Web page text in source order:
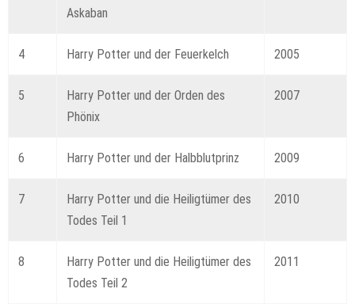
Askaban
4 Harry Potter und der Feuerkelch 2005
5
Harry Potter und der Orden des
Phönix
2007
6 Harry Potter und der Halbblutprinz 2009
7
Harry Potter und die Heiligtümer des
Todes Teil 1
2010
8
Harry Potter und die Heiligtümer des
Todes Teil 2
2011